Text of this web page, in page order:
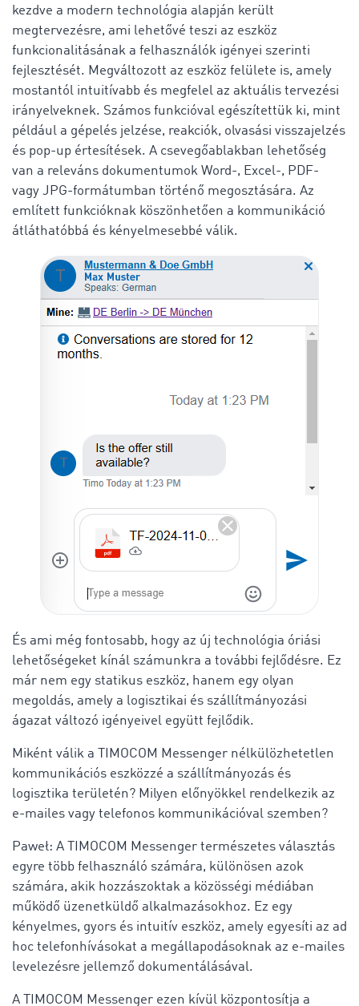
kezdve a modern technológia alapján került
megtervezésre, ami lehetővé teszi az eszköz
funkcionalitásának a felhasználók igényei szerinti
fejlesztését. Megváltozott az eszköz felülete is, amely
mostantól intuitívabb és megfelel az aktuális tervezési
irányelveknek. Számos funkcióval egészítettük ki, mint
például a gépelés jelzése, reakciók, olvasási visszajelzés
és pop-up értesítések. A csevegőablakban lehetőség
van a releváns dokumentumok Word-, Excel-, PDF-
vagy JPG-formátumban történő megosztására. Az
említett funkcióknak köszönhetően a kommunikáció
átláthatóbbá és kényelmesebbé válik.
És ami még fontosabb, hogy az új technológia óriási
lehetőségeket kínál számunkra a további fejlődésre. Ez
már nem egy statikus eszköz, hanem egy olyan
megoldás, amely a logisztikai és szállítmányozási
ágazat változó igényeivel együtt fejlődik.
Miként válik a TIMOCOM Messenger nélkülözhetetlen
kommunikációs eszközzé a szállítmányozás és
logisztika területén? Milyen előnyökkel rendelkezik az
e-mailes vagy telefonos kommunikációval szemben?
Paweł: A TIMOCOM Messenger természetes választás
egyre több felhasználó számára, különösen azok
számára, akik hozzászoktak a közösségi médiában
működő üzenetküldő alkalmazásokhoz. Ez egy
kényelmes, gyors és intuitív eszköz, amely egyesíti az ad
hoc telefonhívásokat a megállapodásoknak az e-mailes
levelezésre jellemző dokumentálásával.
A TIMOCOM Messenger ezen kívül központosítja a